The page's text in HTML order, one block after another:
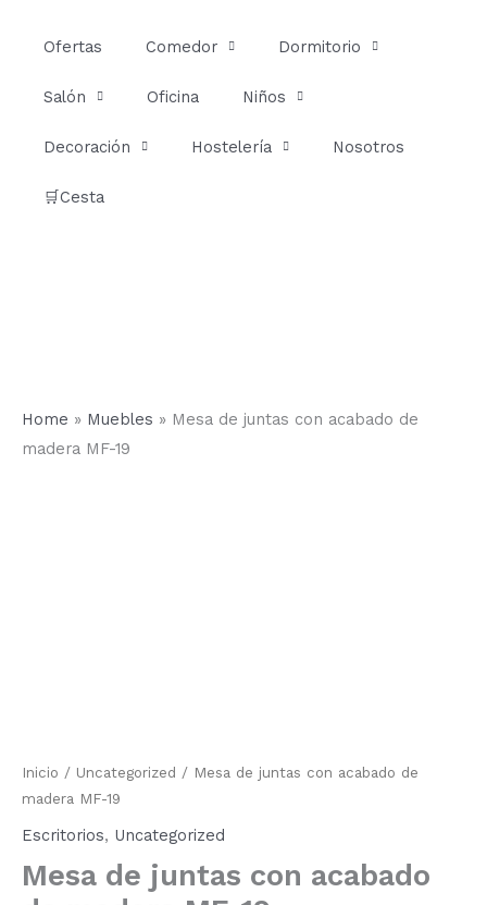
Ofertas Comedor Dormitorio
Salón Oficina Niños
Decoración Hostelería Nosotros
🛒Cesta
Home » Muebles » Mesa de juntas con acabado de
madera MF-19
Inicio / Uncategorized / Mesa de juntas con acabado de
madera MF-19
Escritorios, Uncategorized
Mesa de juntas con acabado